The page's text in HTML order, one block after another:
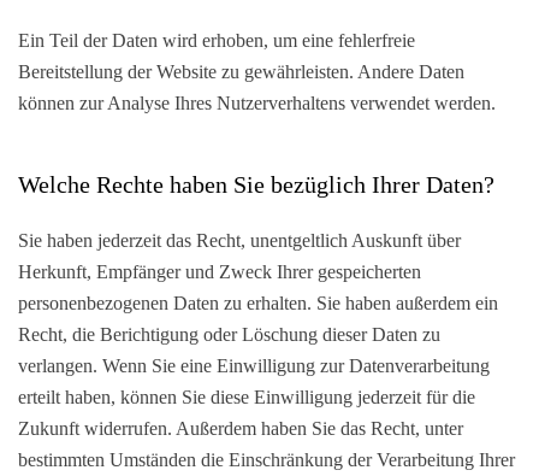
Ein Teil der Daten wird erhoben, um eine fehlerfreie
Bereitstellung der Website zu gewährleisten. Andere Daten
können zur Analyse Ihres Nutzerverhaltens verwendet werden.
Welche Rechte haben Sie bezüglich Ihrer Daten?
Sie haben jederzeit das Recht, unentgeltlich Auskunft über
Herkunft, Empfänger und Zweck Ihrer gespeicherten
personenbezogenen Daten zu erhalten. Sie haben außerdem ein
Recht, die Berichtigung oder Löschung dieser Daten zu
verlangen. Wenn Sie eine Einwilligung zur Datenverarbeitung
erteilt haben, können Sie diese Einwilligung jederzeit für die
Zukunft widerrufen. Außerdem haben Sie das Recht, unter
bestimmten Umständen die Einschränkung der Verarbeitung Ihrer